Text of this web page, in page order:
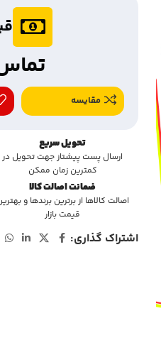
مقایسه
تحویل سریع
ارسال پست پیشتاز جهت تحویل در
کمترین زمان ممکن
ضمانت اصالت کالا
اصالت کالاها از برترین برندها و
قیمت بازار
اشتراک گذاری: